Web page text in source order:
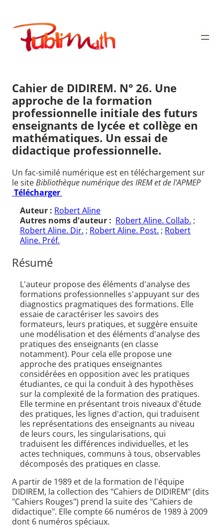
contenu
Publimath
Cahier de DIDIREM. N° 26. Une
approche de la formation
professionnelle initiale des futurs
enseignants de lycée et collège en
mathématiques. Un essai de
didactique professionnelle.
Un fac-similé numérique est en téléchargement sur
le siteBibliothèque numérique des IREM et de l'APMEP
Télécharger
Auteur : Robert Aline
Autres noms d'auteur : Robert Aline. Collab. ;
Robert Aline. Dir. ; Robert Aline. Post. ; Robert
Aline. Préf.
Résumé
L'auteur propose des éléments d'analyse des
formations professionnelles s'appuyant sur des
diagnostics pragmatiques des formations. Elle
essaie de caractériser les savoirs des
formateurs, leurs pratiques, et suggère ensuite
une modélisation et des éléments d'analyse des
pratiques des enseignants (en classe
notamment). Pour cela elle propose une
approche des pratiques enseignantes
considérées en opposition avec les pratiques
étudiantes, ce qui la conduit à des hypothèses
sur la complexité de la formation des pratiques.
Elle termine en présentant trois niveaux d'étude
des pratiques, les lignes d'action, qui traduisent
les représentations des enseignants au niveau
de leurs cours, les singularisations, qui
traduisent les différences individuelles, et les
actes techniques, communs à tous, observables
décomposés des pratiques en classe.
A partir de 1989 et de la formation de l'équipe
DIDIREM, la collection des "Cahiers de DIDIREM" (dits
"Cahiers Rouges") prend la suite des "Cahiers de
didactique". Elle compte 66 numéros de 1989 à 2009
dont 6 numéros spéciaux.